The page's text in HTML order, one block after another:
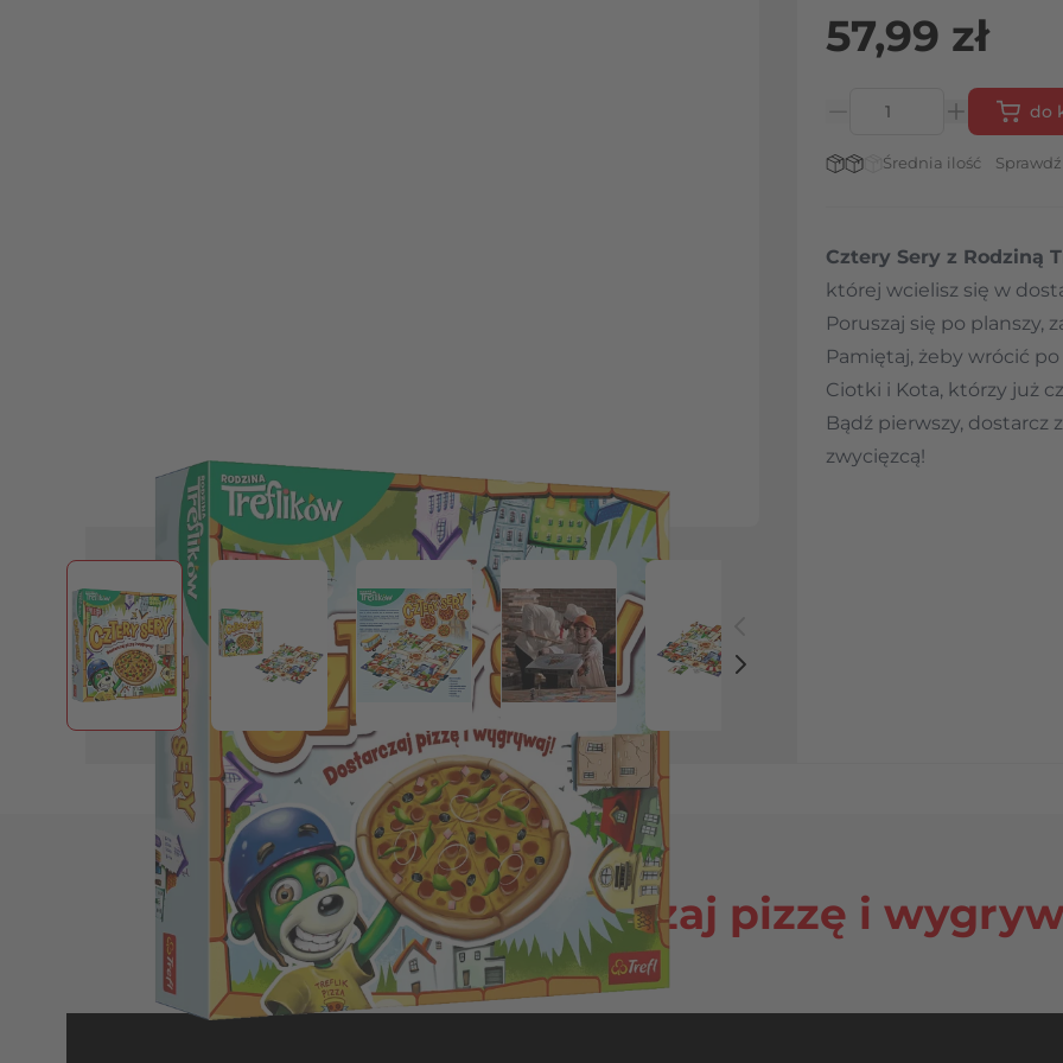
View larger imageView larger imageView larger imageView larger imageView larger image
57,99 zł
do
Stan magazynowy:
Średnia ilość
Cztery Sery z Rodziną
której wcielisz się w
Poruszaj się po planszy,
Pamiętaj, żeby wrócić
Ciotki i Kota, którzy już
Bądź pierwszy, dostarcz
zwycięzcą!
Dostarczaj pizzę i